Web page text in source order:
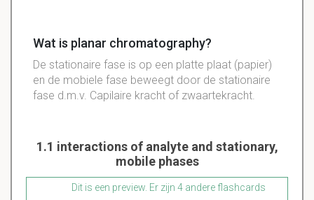
Wat is planar chromatography?
De stationaire fase is op een platte plaat (papier)
en de mobiele fase beweegt door de stationaire
fase d.m.v. Capilaire kracht of zwaartekracht.
1.1 interactions of analyte and stationary,
mobile phases
Dit is een preview. Er zijn 4 andere flashcards